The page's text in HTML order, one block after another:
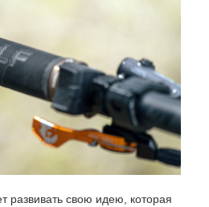
развивать свою идею, которая